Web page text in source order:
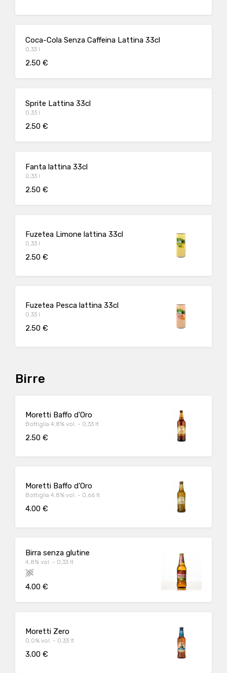
Coca-Cola Senza Caffeina Lattina 33cl
0,33 l
2.50 €
Sprite Lattina 33cl
0,33 l
2.50 €
Fanta lattina 33cl
0,33 l
2.50 €
Fuzetea Limone lattina 33cl
0,33 l
2.50 €
Fuzetea Pesca lattina 33cl
0,33 l
2.50 €
Birre
Moretti Baffo d'Oro
Bottiglia 4,8% vol. - 0,33 lt
2.50 €
Moretti Baffo d'Oro
Bottiglia 4,8% vol. - 0,66 lt
4.00 €
Birra senza glutine
4,8% vol. - 0,33 lt
4.00 €
Moretti Zero
0,0% vol. - 0,33 lt
3.00 €